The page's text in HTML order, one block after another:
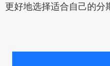
更好地选择适合自己的分